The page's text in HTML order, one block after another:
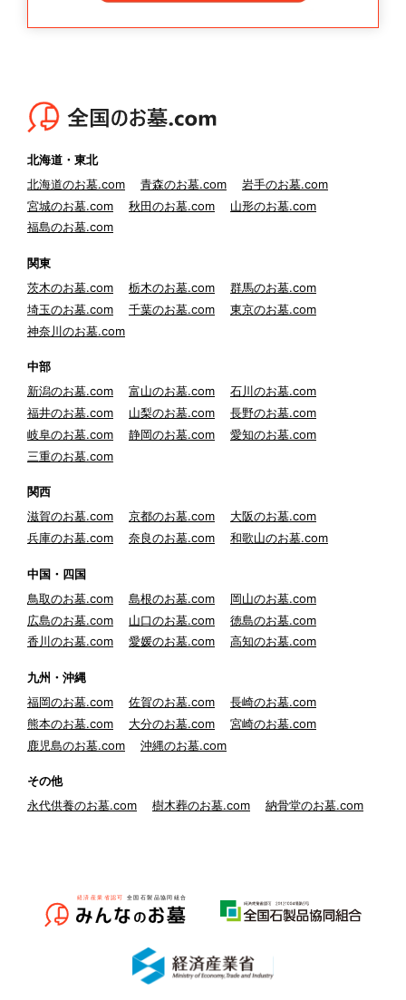
北海道・東北
北海道のお墓.com
青森のお墓.com
岩手のお墓.com
宮城のお墓.com
秋田のお墓.com
山形のお墓.com
福島のお墓.com
関東
茨木のお墓.com
栃木のお墓.com
群馬のお墓.com
埼玉のお墓.com
千葉のお墓.com
東京のお墓.com
神奈川のお墓.com
中部
新潟のお墓.com
富山のお墓.com
石川のお墓.com
福井のお墓.com
山梨のお墓.com
長野のお墓.com
岐阜のお墓.com
静岡のお墓.com
愛知のお墓.com
三重のお墓.com
関西
滋賀のお墓.com
京都のお墓.com
大阪のお墓.com
兵庫のお墓.com
奈良のお墓.com 和歌山のお墓.com
中国・四国
鳥取のお墓.com
島根のお墓.com
岡山のお墓.com
広島のお墓.com
山口のお墓.com
徳島のお墓.com
香川のお墓.com
愛媛のお墓.com 高知のお墓.com
九州・沖縄
福岡のお墓.com
佐賀のお墓.com
長崎のお墓.com
熊本のお墓.com
大分のお墓.com
宮崎のお墓.com
鹿児島のお墓.com
沖縄のお墓.com
その他
永代供養のお墓.com
樹木葬のお墓.com 納骨堂のお墓.com